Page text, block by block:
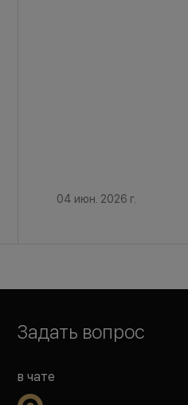
04 июн. 2026 г.
Задать вопрос
в чате